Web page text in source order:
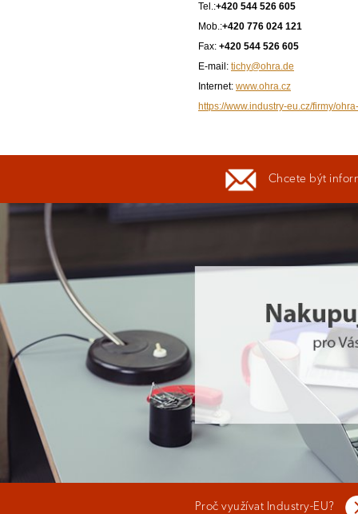
Tel.:+420 544 526 605
Mob.:+420 776 024 121
Fax: +420 544 526 605
E-mail: tichy@ohra.de
Internet: www.ohra.cz
https://www.industry-eu.cz/firmy/
Chcete být
Proč využívat Industry-EU?